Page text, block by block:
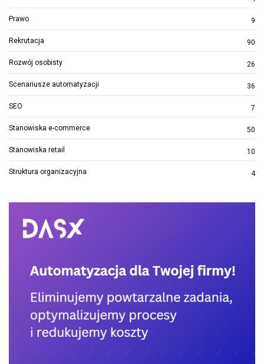
Prawo 9
Rekrutacja 90
Rozwój osobisty 26
Scenariusze automatyzacji 36
SEO 7
Stanowiska e-commerce 50
Stanowiska retail 10
Struktura organizacyjna 4